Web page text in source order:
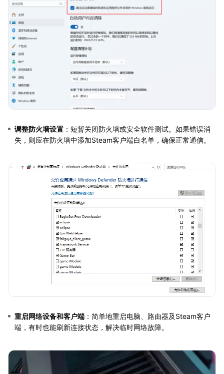
调整防火墙设置 ：短暂关闭防火墙或安全软件测试。如果错误消
失，则应在防火墙中添加Steam客户端白名单，确保正常通信。
重启网络设备和客户端 ：简单地重启电脑、路由器及Steam客户
端，有时也能刷新连接状态，解决临时网络故障。